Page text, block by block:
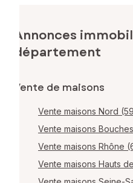
Annonces
département
Vente de maisons
Vente maisons Nord
Vente maisons
Vente maisons Rhône
Vente maisons Hauts